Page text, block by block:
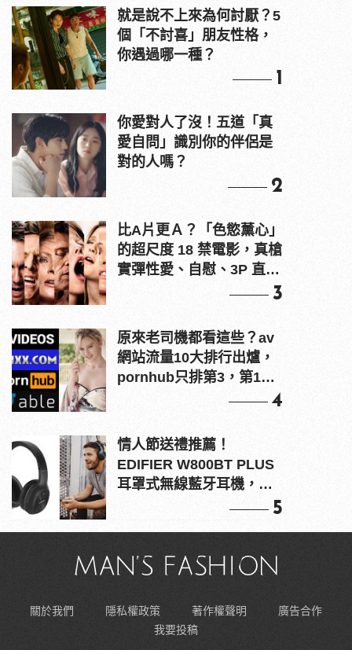
就是說不上來為何討厭？5
個「不討喜」朋友性格，
你遇過哪一種？
1
你愛對人了沒！五道「真
愛自問」識別你的伴侶是
對的人嗎？
2
比A片更Ａ？「色慾薰心」
的超尺度 18 禁電影，真槍
實彈性愛、自慰、3P 直接
3
原來老司機都看這些？av
網站流量10大排行出爐，
pornhub只排第3，第1名
4
情人節送禮推薦！
EDIFIER W800BT PLUS
耳罩式無線藍牙耳機，在
5
關於我們 隱私權政策 著作權聲明
廣告合作
我要投稿